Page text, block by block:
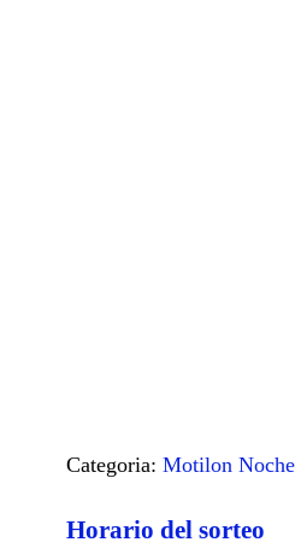
Categoria: Motilon Noche
Horario del sorteo